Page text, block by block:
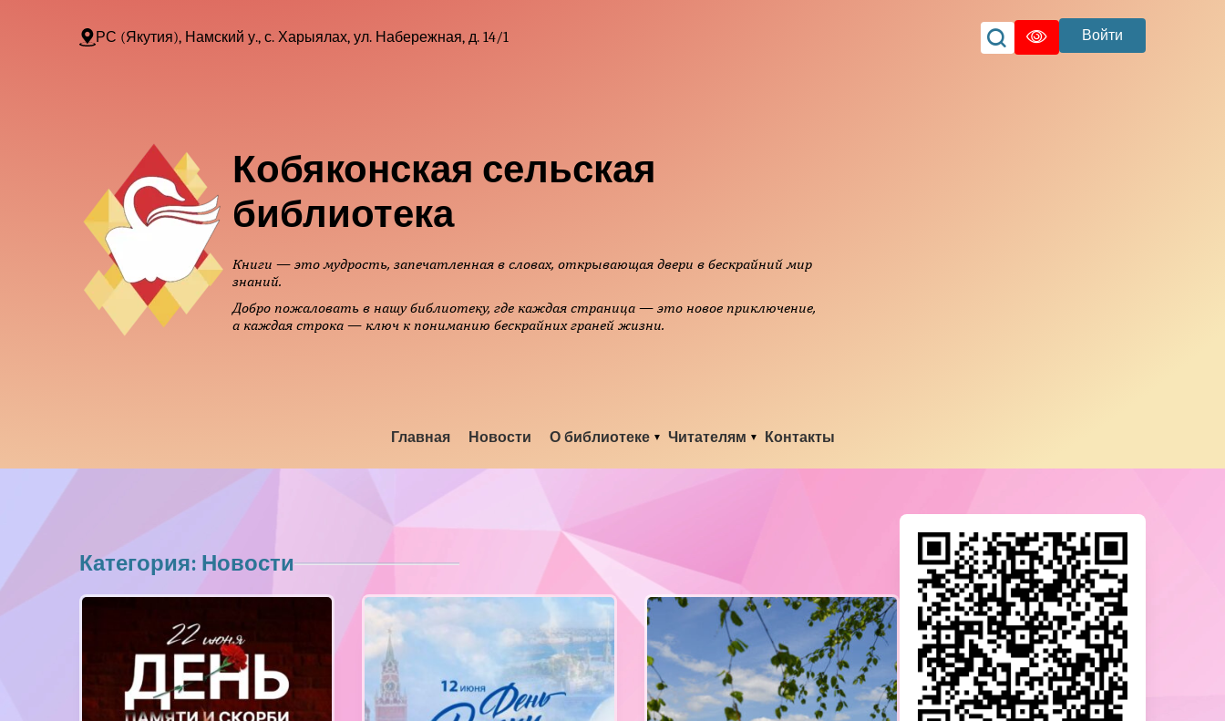
РС (Якутия), Намский у., с. Харыялах, ул. Набережная, д. 14/1 Войти
Кобяконская сельская
библиотека
Книги — это мудрость, запечатленная в словах, открывающая двери в бескрайний мир
знаний.
Добро пожаловать в нашу библиотеку, где каждая страница — это новое приключение,
а каждая строка — ключ к пониманию бескрайних граней жизни.
Главная Новости О библиотеке Читателям Контакты
Категория: Новости